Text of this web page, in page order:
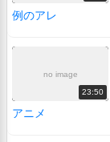
例のアレ
no image
23:50
アニメ